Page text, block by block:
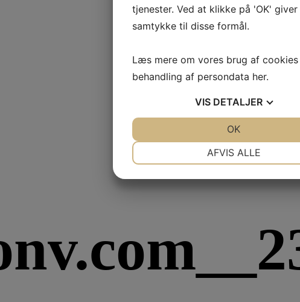
tjenester. Ved at klikke på 'OK' giver
samtykke til disse formål.
Læs mere om vores brug af
behandling af persondata her.
VIS DETALJER
AFVIS ALLE
OK